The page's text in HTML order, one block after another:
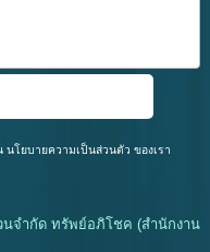
นโยบายความเป็นส่วนตัว ของเรา
นจำกัด ทรัพย์อภิโชค (สำนักงาน